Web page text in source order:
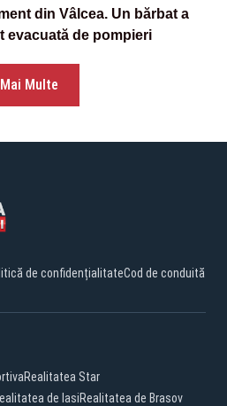
din Vâlcea. Un bărbat a
evacuată de pompieri
Mai Multe
de confidențialitateCod de conduită
Realitatea Star
de IasiRealitatea de Brasov